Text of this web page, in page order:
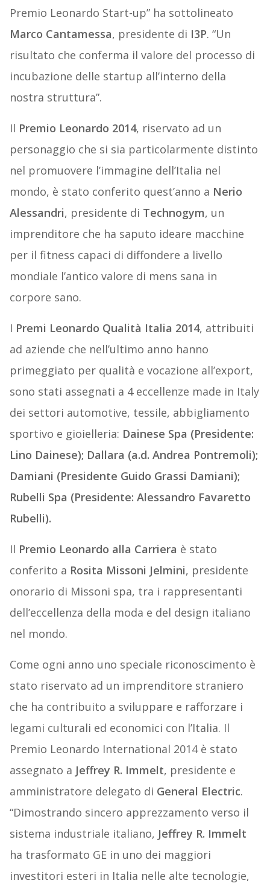
Premio Leonardo Start-up” ha sottolineato
Marco Cantamessa, presidente di I3P. “Un
risultato che conferma il valore del processo di
incubazione delle startup all’interno della
nostra struttura”.
Il Premio Leonardo 2014, riservato ad un
personaggio che si sia particolarmente distinto
nel promuovere l’immagine dell’Italia nel
mondo, è stato conferito quest’anno a Nerio
Alessandri, presidente di Technogym, un
imprenditore che ha saputo ideare macchine
per il fitness capaci di diffondere a livello
mondiale l’antico valore di mens sana in
corpore sano.
I Premi Leonardo Qualità Italia 2014, attribuiti
ad aziende che nell’ultimo anno hanno
primeggiato per qualità e vocazione all’export,
sono stati assegnati a 4 eccellenze made in Italy
dei settori automotive, tessile, abbigliamento
sportivo e gioielleria: Dainese Spa (Presidente:
Lino Dainese); Dallara (a.d. Andrea Pontremoli);
Damiani (Presidente Guido Grassi Damiani);
Rubelli Spa (Presidente: Alessandro Favaretto
Rubelli).
Il Premio Leonardo alla Carriera è stato
conferito a Rosita Missoni Jelmini, presidente
onorario di Missoni spa, tra i rappresentanti
dell’eccellenza della moda e del design italiano
nel mondo.
Come ogni anno uno speciale riconoscimento è
stato riservato ad un imprenditore straniero
che ha contribuito a sviluppare e rafforzare i
legami culturali ed economici con l’Italia. Il
Premio Leonardo International 2014 è stato
assegnato a Jeffrey R. Immelt, presidente e
amministratore delegato di General Electric.
“Dimostrando sincero apprezzamento verso il
sistema industriale italiano, Jeffrey R. Immelt
ha trasformato GE in uno dei maggiori
investitori esteri in Italia nelle alte tecnologie,